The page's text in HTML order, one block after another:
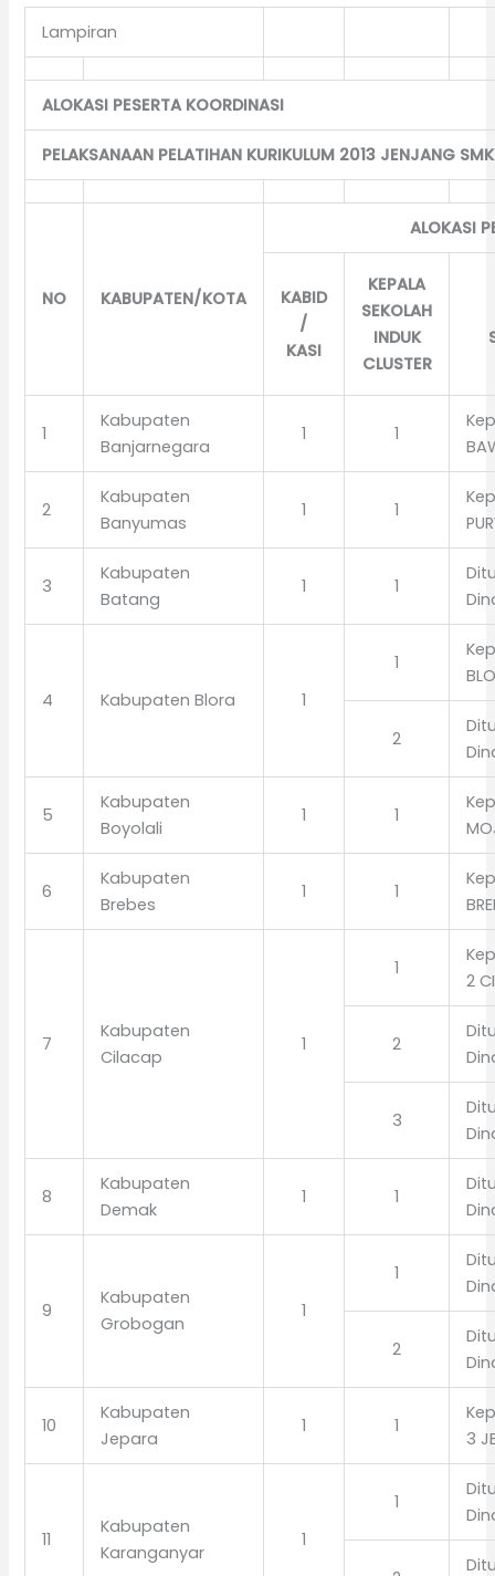
Lampiran
ALOKASI PESERTA KOORDINASI
PELAKSANAAN PELATIHAN KURIKULUM 2013 JENJANG
NO KABUPATEN/KOTA
ALOKASI
KABID
/
KASI
KEPALA
SEKOLAH
INDUK
CLUSTER
1
Kabupaten
Banjarnegara
1 1
2
Kabupaten
Banyumas
1 1
3
Kabupaten
Batang
1 1
4 Kabupaten Blora 1
1
2
5
Kabupaten
Boyolali
1 1
6
Kabupaten
Brebes
1 1
7
Kabupaten
Cilacap
1
1
2
2
3
8
Kabupaten
Demak
1 1
9
Kabupaten
Grobogan
1
1
2
10
Kabupaten
Jepara
1 1
3
11
Kabupaten
Karanganyar
1
1